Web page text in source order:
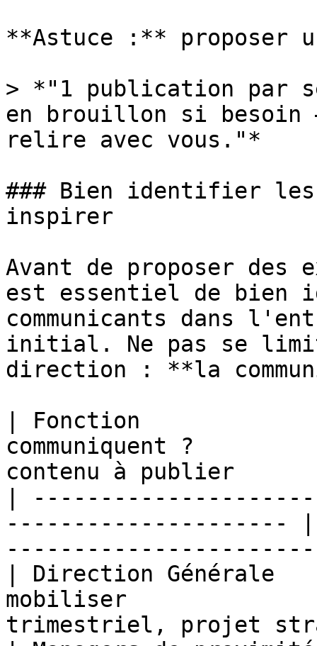
**Astuce :** proposer
> *"1 publication par
en brouillon si
relire avec vous."*
### Bien identifier les
inspirer
Avant de proposer des
est essentiel de bien
communicants dans
initial. Ne pas se
direction : **la
| Fonction
communiquent ?
contenu à
|
---------------------
| Direction Générale
mobiliser
trimestriel, projet